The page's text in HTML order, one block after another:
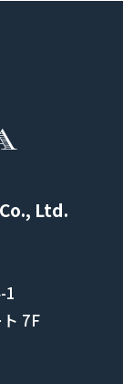
Ltd.
1
7F